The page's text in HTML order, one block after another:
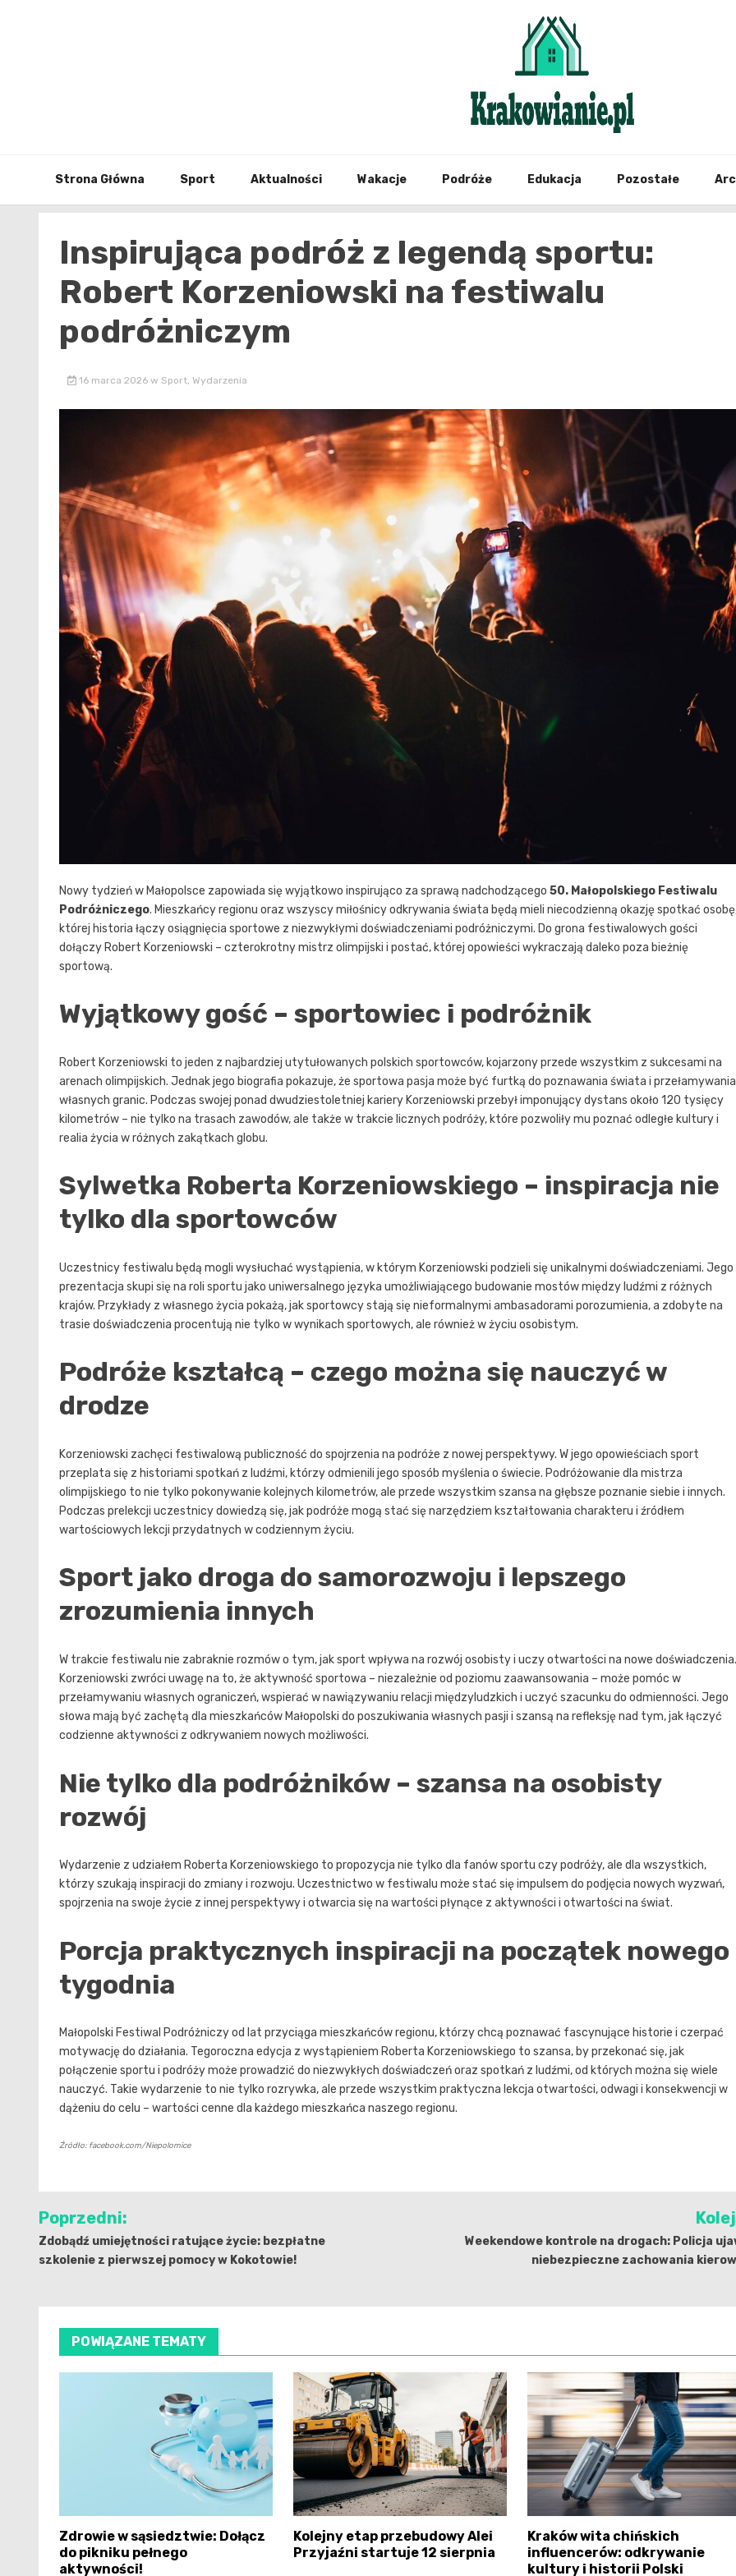
Strona Główna Sport Aktualności Wakacje Podróże Edukacja Pozostałe
Inspirująca podróż z legendą sportu:
Robert Korzeniowski na festiwalu
podróżniczym
16 marca 2026 w Sport, Wydarzenia
Nowy tydzień w Małopolsce zapowiada się wyjątkowo inspirująco za sprawą nadchodzącego 50. Małopolskiego Festiwalu
Podróżniczego. Mieszkańcy regionu oraz wszyscy miłośnicy odkrywania świata będą mieli niecodzienną okazję spotkać
której historia łączy osiągnięcia sportowe z niezwykłymi doświadczeniami podróżniczymi. Do grona festiwalowych gości
dołączy Robert Korzeniowski – czterokrotny mistrz olimpijski i postać, której opowieści wykraczają daleko poza bieżnię
sportową.
Wyjątkowy gość – sportowiec i podróżnik
Robert Korzeniowski to jeden z najbardziej utytułowanych polskich sportowców, kojarzony przede wszystkim z sukcesami na
arenach olimpijskich. Jednak jego biografia pokazuje, że sportowa pasja może być furtką do poznawania świata i przełamywania
własnych granic. Podczas swojej ponad dwudziestoletniej kariery Korzeniowski przebył imponujący dystans około 120 tysięcy
kilometrów – nie tylko na trasach zawodów, ale także w trakcie licznych podróży, które pozwoliły mu poznać odległe kultury i
realia życia w różnych zakątkach globu.
Sylwetka Roberta Korzeniowskiego – inspiracja nie
tylko dla sportowców
Uczestnicy festiwalu będą mogli wysłuchać wystąpienia, w którym Korzeniowski podzieli się unikalnymi doświadczeniami. Jego
prezentacja skupi się na roli sportu jako uniwersalnego języka umożliwiającego budowanie mostów między ludźmi z różnych
krajów. Przykłady z własnego życia pokażą, jak sportowcy stają się nieformalnymi ambasadorami porozumienia, a zdobyte na
trasie doświadczenia procentują nie tylko w wynikach sportowych, ale również w życiu osobistym.
Podróże kształcą – czego można się nauczyć w
drodze
Korzeniowski zachęci festiwalową publiczność do spojrzenia na podróże z nowej perspektywy. W jego opowieściach sport
przeplata się z historiami spotkań z ludźmi, którzy odmienili jego sposób myślenia o świecie. Podróżowanie dla mistrza
olimpijskiego to nie tylko pokonywanie kolejnych kilometrów, ale przede wszystkim szansa na głębsze poznanie siebie i innych.
Podczas prelekcji uczestnicy dowiedzą się, jak podróże mogą stać się narzędziem kształtowania charakteru i źródłem
wartościowych lekcji przydatnych w codziennym życiu.
Sport jako droga do samorozwoju i lepszego
zrozumienia innych
W trakcie festiwalu nie zabraknie rozmów o tym, jak sport wpływa na rozwój osobisty i uczy otwartości na nowe doświadczenia.
Korzeniowski zwróci uwagę na to, że aktywność sportowa – niezależnie od poziomu zaawansowania – może pomóc w
przełamywaniu własnych ograniczeń, wspierać w nawiązywaniu relacji międzyludzkich i uczyć szacunku do odmienności. Jego
słowa mają być zachętą dla mieszkańców Małopolski do poszukiwania własnych pasji i szansą na refleksję nad tym, jak łączyć
codzienne aktywności z odkrywaniem nowych możliwości.
Nie tylko dla podróżników – szansa na osobisty
rozwój
Wydarzenie z udziałem Roberta Korzeniowskiego to propozycja nie tylko dla fanów sportu czy podróży, ale dla wszystkich,
którzy szukają inspiracji do zmiany i rozwoju. Uczestnictwo w festiwalu może stać się impulsem do podjęcia nowych wyzwań,
spojrzenia na swoje życie z innej perspektywy i otwarcia się na wartości płynące z aktywności i otwartości na świat.
Porcja praktycznych inspiracji na początek nowego
tygodnia
Małopolski Festiwal Podróżniczy od lat przyciąga mieszkańców regionu, którzy chcą poznawać fascynujące historie i czerpać
motywację do działania. Tegoroczna edycja z wystąpieniem Roberta Korzeniowskiego to szansa, by przekonać się, jak
połączenie sportu i podróży może prowadzić do niezwykłych doświadczeń oraz spotkań z ludźmi, od których można się wiele
nauczyć. Takie wydarzenie to nie tylko rozrywka, ale przede wszystkim praktyczna lekcja otwartości, odwagi i konsekwencji w
dążeniu do celu – wartości cenne dla każdego mieszkańca naszego regionu.
Źródło: facebook.com/Niepolomice
Nawigacja
wpisu
Poprzedni:
Zdobądź umiejętności ratujące życie: bezpłatne
szkolenie z pierwszej pomocy w Kokotowie!
Weekendowe kontrole na drogach: Policja
niebezpieczne zachowania
POWIĄZANE TEMATY
Zdrowie w sąsiedztwie: Dołącz
do pikniku pełnego
aktywności!
Kolejny etap przebudowy Alei
Przyjaźni startuje 12 sierpnia
Kraków wita chińskich
influencerów: odkrywanie
kultury i historii Polski